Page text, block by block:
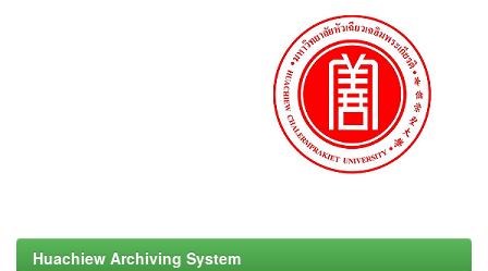
Huachiew Archiving System